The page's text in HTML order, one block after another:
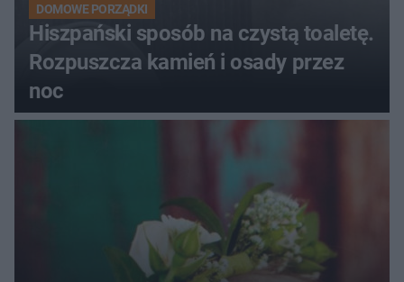
DOMOWE PORZĄDKI
Hiszpański sposób na czystą toaletę.
Rozpuszcza kamień i osady przez
noc